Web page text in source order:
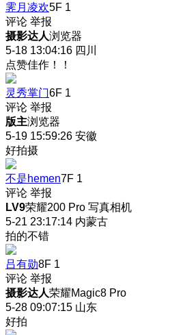
霁月凌欢5F 1
评论 举报
摄影达人浏览器
5-18 13:04:16 四川
点赞佳作！！
灵秀掌门6F 1
评论 举报
版主浏览器
5-19 15:59:26 安徽
好拍摄
不是hemen7F 1
评论 举报
LV9荣耀200 Pro 写真相机
5-21 23:17:14 内蒙古
拍的不错
吕有勋8F 1
评论 举报
摄影达人荣耀Magic8 Pro
5-28 09:07:15 山东
好拍